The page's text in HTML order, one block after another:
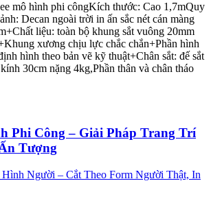
mô hình phi côngKích thước: Cao 1,7mQuy
Decan ngoài trời in ấn sắc nét cán màng
liệu: toàn bộ khung sắt vuông 20mm
xương chịu lực chắc chắn+Phần hình
hình theo bản vẽ kỹ thuật+Chân sắt: đế sắt
30cm nặng 4kg,Phần thân và chân tháo
Phi Công – Giải Pháp Trang Trí
Tượng